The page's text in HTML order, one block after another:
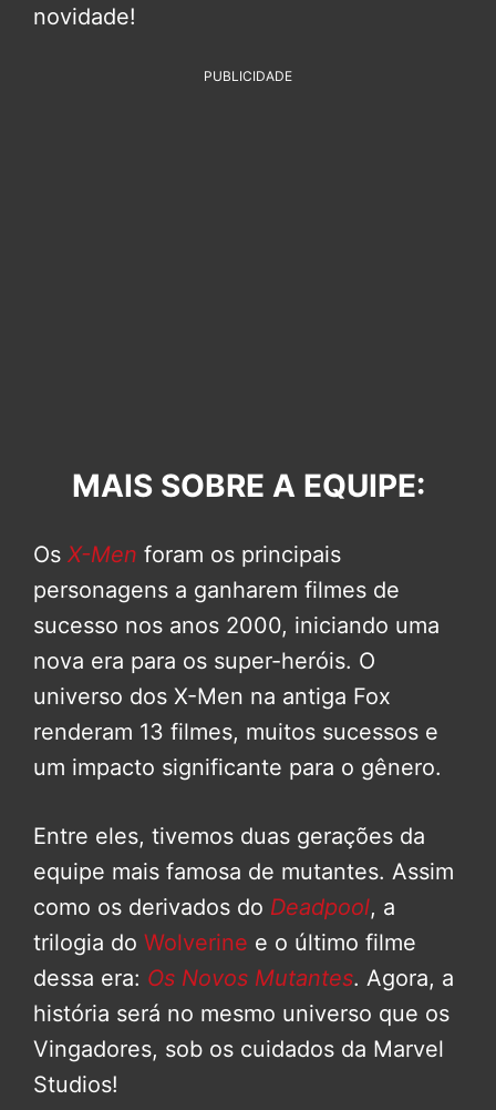
novidade!
PUBLICIDADE
MAIS SOBRE A EQUIPE:
Os X-Men foram os principais
personagens a ganharem filmes de
sucesso nos anos 2000, iniciando uma
nova era para os super-heróis. O
universo dos X-Men na antiga Fox
renderam 13 filmes, muitos sucessos e
um impacto significante para o gênero.
Entre eles, tivemos duas gerações da
equipe mais famosa de mutantes. Assim
como os derivados do Deadpool, a
trilogia do Wolverine e o último filme
dessa era: Os Novos Mutantes. Agora, a
história será no mesmo universo que os
Vingadores, sob os cuidados da Marvel
Studios!